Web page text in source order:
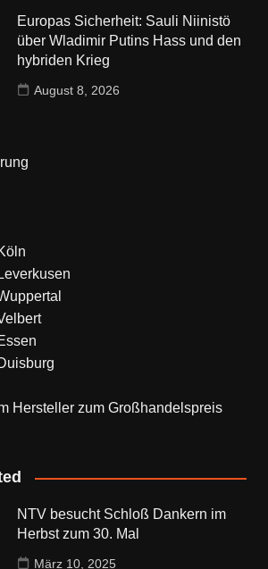
Europas Sicherheit: Sauli Niinistö
über Wladimir Putins Hass und den
hybriden Krieg
August 8, 2026
Hersteller zum Großhandelspreis
NTV besucht Schloß Dankern im
Herbst zum 30. Mal
März 10, 2025